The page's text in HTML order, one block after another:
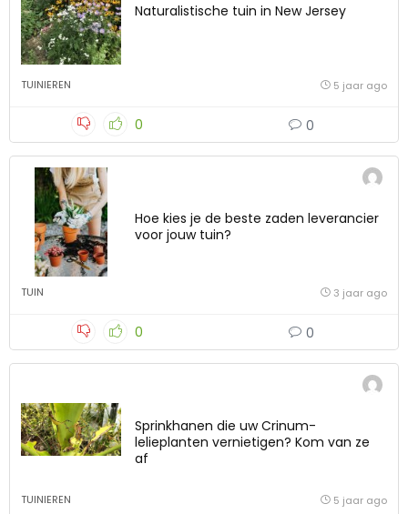
Naturalistische tuin in New Jersey
TUINIEREN 5 jaar ago
0 0
Hoe kies je de beste zaden leverancier
voor jouw tuin?
TUIN 3 jaar ago
0 0
Sprinkhanen die uw Crinum-
lelieplanten vernietigen? Kom van ze
af
TUINIEREN 5 jaar ago